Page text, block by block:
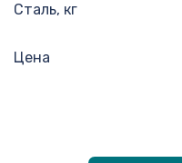
Сталь, кг
Цена